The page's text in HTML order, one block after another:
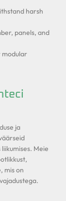
harsh
panels, and
modular
ja
Meie
mis on